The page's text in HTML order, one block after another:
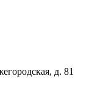
д. 81